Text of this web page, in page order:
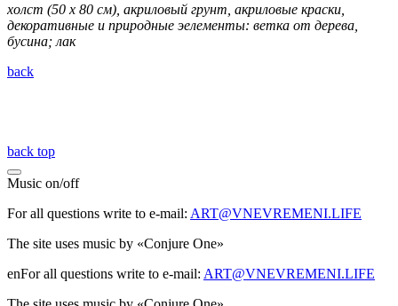
холст (50 х 80 см), акриловый грунт, акриловые краски,
декоративные и природные эелементы: ветка от дерева,
бусина; лак
back
back top
Music on/off
For all questions write to e-mail: ART@VNEVREMENI.LIFE
The site uses music by «Conjure One»
enFor all questions write to e-mail: ART@VNEVREMENI.LIFE